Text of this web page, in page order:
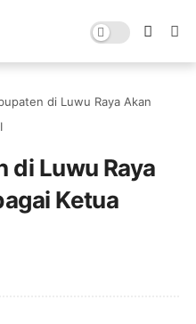
di Luwu Raya Akan
di Luwu Raya
Ketua